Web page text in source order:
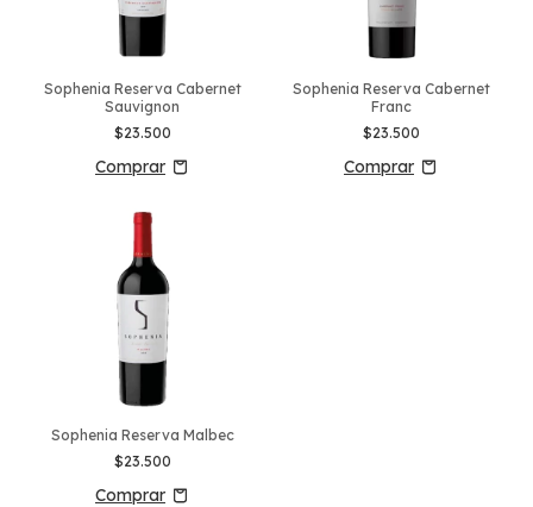
Sophenia Reserva Cabernet
Sauvignon
$23.500
Sophenia Reserva Cabernet
Franc
$23.500
Sophenia Reserva Malbec
$23.500